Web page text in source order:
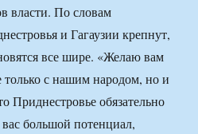
власти. По словам
и Гагаузии крепнут,
все шире. «Желаю вам
только с нашим народом, но и
Приднестровье обязательно
большой потенциал,